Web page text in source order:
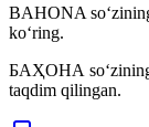
BAHONA
ko‘ring.
БАҲОНА
taqdim qilingan.